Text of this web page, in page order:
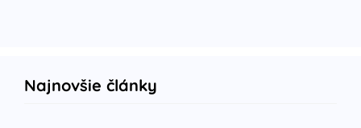
Najnovšie články